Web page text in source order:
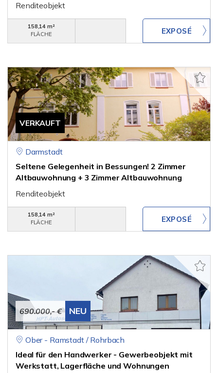
Renditeobjekt
158,14 m²
FLÄCHE
VERKAUFT
Darmstadt
Seltene Gelegenheit in Bessungen! 2 Zimmer
Altbauwohnung + 3 Zimmer Altbauwohnung
Renditeobjekt
158,14 m²
FLÄCHE
690.000,- € NEU
Ober - Ramstadt / Rohrbach
Ideal für den Handwerker - Gewerbeobjekt mit
Werkstatt, Lagerfläche und Wohnungen